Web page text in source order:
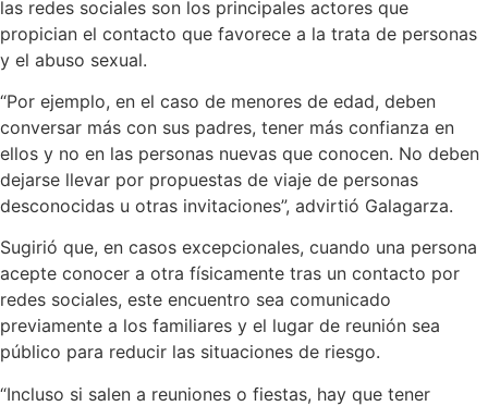
las redes sociales son los principales actores que
propician el contacto que favorece a la trata de personas
y el abuso sexual.
“Por ejemplo, en el caso de menores de edad, deben
conversar más con sus padres, tener más confianza en
ellos y no en las personas nuevas que conocen. No deben
dejarse llevar por propuestas de viaje de personas
desconocidas u otras invitaciones”, advirtió Galagarza.
Sugirió que, en casos excepcionales, cuando una persona
acepte conocer a otra físicamente tras un contacto por
redes sociales, este encuentro sea comunicado
previamente a los familiares y el lugar de reunión sea
público para reducir las situaciones de riesgo.
“Incluso si salen a reuniones o fiestas, hay que tener